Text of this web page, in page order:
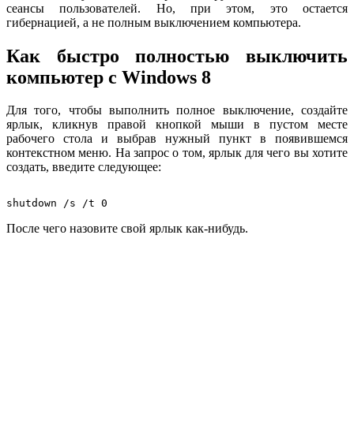
сеансы пользователей. Но, при этом, это остается
гибернацией, а не полным выключением компьютера.
Как быстро полностью выключить
компьютер с Windows 8
Для того, чтобы выполнить полное выключение, создайте
ярлык, кликнув правой кнопкой мыши в пустом месте
рабочего стола и выбрав нужный пункт в появившемся
контекстном меню. На запрос о том, ярлык для чего вы хотите
создать, введите следующее:
shutdown /s /t 0
После чего назовите свой ярлык как-нибудь.